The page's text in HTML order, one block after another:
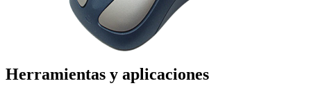
Herramientas y aplicaciones